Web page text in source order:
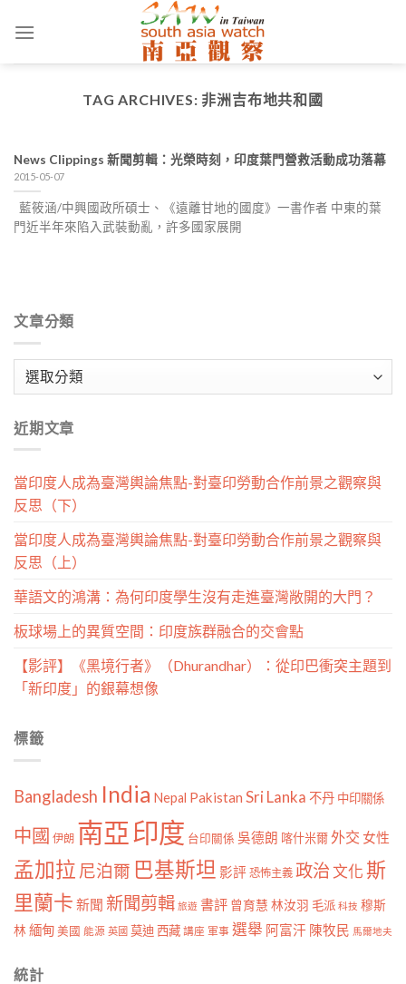
TAG ARCHIVES: 非洲吉布地共和國
News Clippings 新聞剪輯：光榮時刻，印度葉門營救活動成功落幕
2015-05-07
藍筱涵/中興國政所碩士、《遠離甘地的國度》一書作者 中東的葉
門近半年來陷入武裝動亂，許多國家展開
文章分類
類
近期文章
當印度人成為臺灣輿論焦點-對臺印勞動合作前景之觀察與
反思（下）
當印度人成為臺灣輿論焦點-對臺印勞動合作前景之觀察與
反思（上）
華語文的鴻溝：為何印度學生沒有走進臺灣敞開的大門？
板球場上的異質空間：印度族群融合的交會點
【影評】《黑境行者》（Dhurandhar）：從印巴衝突主題到
「新印度」的銀幕想像
標籤
Bangladesh India Nepal Pakistan Sri Lanka 不丹 中印關係
中國 伊朗 南亞印度 台印關係 吳德朗 喀什米爾外交 女性
孟加拉 尼泊爾 巴基斯坦 影評 恐怖主義 政治文化斯
里蘭卡 新聞 新聞剪輯 旅遊 書評 曾育慧 林汝羽 毛派 科技 穆斯
林 緬甸 美國 能源 英國 莫迪 西藏 講座 軍事 選舉 阿富汗 陳牧民 馬爾地夫
統計